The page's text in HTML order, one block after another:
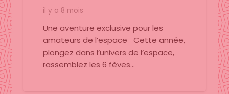
il y a 8 mois
Une aventure exclusive pour les
amateurs de l’espace Cette année,
plongez dans l’univers de l’espace,
rassemblez les 6 fèves…